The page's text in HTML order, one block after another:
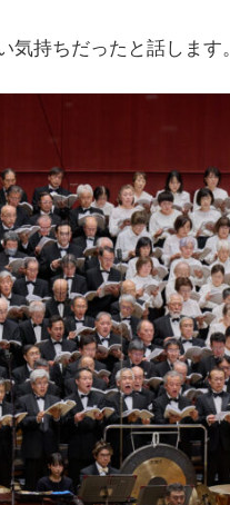
持ちだったと話します。